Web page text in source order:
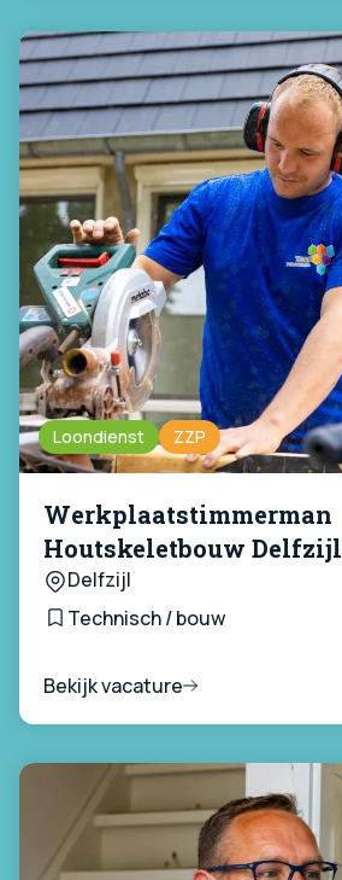
Loondienst ZZP
Werkplaatstimmerman
Houtskeletbouw Delfzijl
Delfzijl
Technisch / bouw
Bekijk vacature